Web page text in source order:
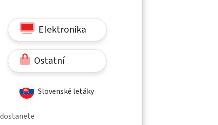
Elektronika
Ostatní
Slovenské letáky